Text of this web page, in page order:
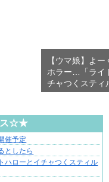
【ウマ娘】よ
ホラー…「ライ
チャつくスティ
ス☆★
催予定
としたら
ハローとイチャつくスティル